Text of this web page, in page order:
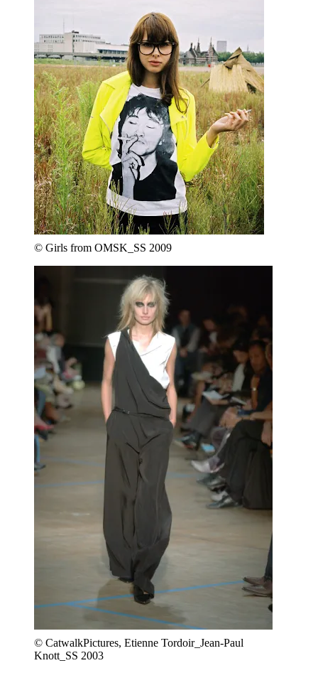
© Girls from OMSK_SS 2009
© CatwalkPictures, Etienne Tordoir_Jean-Paul
Knott_SS 2003